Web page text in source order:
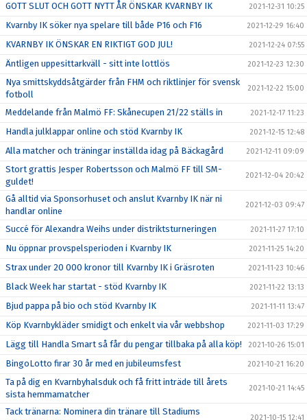
GOTT SLUT OCH GOTT NYTT ÅR ÖNSKAR KVARNBY IK 2021-12-31 10:25
Kvarnby IK söker nya spelare till både P16 och F16 2021-12-29 16:40
KVARNBY IK ÖNSKAR EN RIKTIGT GOD JUL! 2021-12-24 07:55
Äntligen uppesittarkväll - sitt inte lottlös 2021-12-23 12:30
Nya smittskyddsåtgärder från FHM och riktlinjer för svensk
fotboll
2021-12-22 15:00
Meddelande från Malmö FF: Skånecupen 21/22 ställs in 2021-12-17 11:23
Handla julklappar online och stöd Kvarnby IK 2021-12-15 12:48
Alla matcher och träningar inställda idag på Bäckagård 2021-12-11 09:09
Stort grattis Jesper Robertsson och Malmö FF till SM-
guldet!
2021-12-04 20:42
Gå alltid via Sponsorhuset och anslut Kvarnby IK när ni
handlar online
2021-12-03 09:47
Succé för Alexandra Weihs under distriktsturneringen 2021-11-27 17:10
Nu öppnar provspelsperioden i Kvarnby IK 2021-11-25 14:20
Strax under 20 000 kronor till Kvarnby IK i Gräsroten 2021-11-23 10:46
Black Week har startat - stöd Kvarnby IK 2021-11-22 13:13
Bjud pappa på bio och stöd Kvarnby IK 2021-11-11 13:47
Köp Kvarnbykläder smidigt och enkelt via vår webbshop 2021-11-03 17:29
Lägg till Handla Smart så får du pengar tillbaka på alla köp! 2021-10-26 15:01
BingoLotto firar 30 år med en jubileumsfest 2021-10-21 16:20
Ta på dig en Kvarnbyhalsduk och få fritt inträde till årets
sista hemmamatcher
2021-10-21 14:45
Tack tränarna: Nominera din tränare till Stadiums
2021-10-15 12:41